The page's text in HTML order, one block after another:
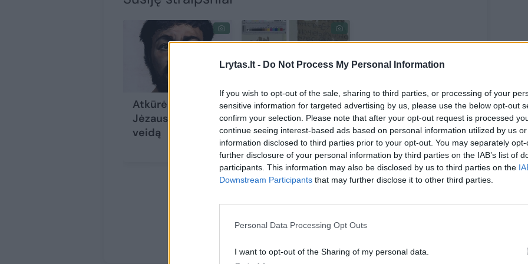
Lrytas.lt - Do Not Process My Personal Information
If you wish to opt-out of the sale, sharing to third parties, or processing of your
sensitive information for targeted advertising by us, please use the below opt-out
confirm your selection. Please note that after your opt-out request is processed
continue seeing interest-based ads based on personal information utilized by us
information disclosed to third parties prior to your opt-out. You may separately
further disclosure of your personal information by third parties on the IAB’s list of
participants. This information may also be disclosed by us to third parties on the
Downstream Participants that may further disclose it to other third parties.
Personal Data Processing Opt Outs
I want to opt-out of the Sharing of my personal data.
Atkūrė tikrąjį
Jėzaus Kristaus
veidą
„Netvarkinga“
rašysena atbaidė
mokslininkus nuo
senovinio
rankraščio
šifravimo –
slėpė reikšmingą